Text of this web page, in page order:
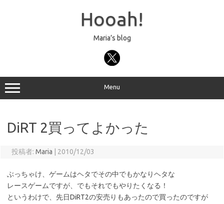
Hooah!
Maria’s blog
Menu
DiRT 2買ってよかった
投稿者: Maria 2010/12/03
ぶっちゃけ、ゲームはヘタでその中でもかなりヘタな
レースゲームですが、でもそれでもやりたくなる！
というわけで、先日DiRT2の安売りもあったので買ったのですが